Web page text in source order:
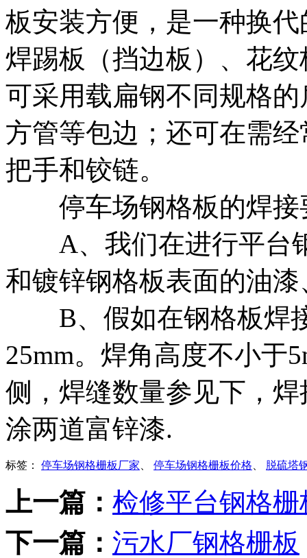
板安装方便，是一种换
焊踢板（挡边板）、花
可采用载扁钢不同规格
方管等包边；还可在需
把手和铰链。
停车场钢格板的焊接
A、我们在进行平台
和镀锌钢格板表面的油
B、假如在钢格板焊
25mm。焊角高度不小于
侧，焊缝数量参见下，
涂两道富锌漆.
标签： 停车场钢格栅板厂家 停车场钢格栅板价格 脱硫塔
上一篇： 检修平台钢格栅
下一篇： 污水厂钢格栅板